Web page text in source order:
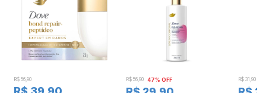
R$ 56,90 R$ 56,90 47% OFF R$ 31,90